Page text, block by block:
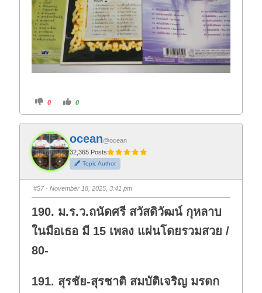
C
i
k
f
o
r
t
h
u
m
d
o
n
.
0
C
i
k
o
r
t
h
u
m
u
p
0
ocean@ocean
32,365 Posts
Topic Author
#57· November 18, 2025, 3:41 pm
190. ม.ร.ว.ถนัดศรี สวัสดิวัฒน์ กุหลาบ
ในมือเธอ มี 15 เพลง แผ่นโดยรวมสวย /
80-
191. สุรชัย-สุรชาติ สมบัติเจริญ มรดก